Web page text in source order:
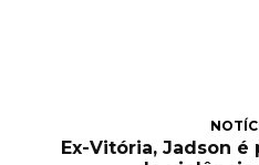
Ex-Vitória, Jadson é